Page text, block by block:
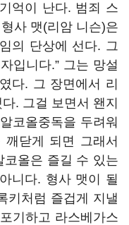
억이 난다. 범죄 스
사 맷(리암 니슨)은
의 단상에 선다. 그
입니다.” 그는 망설
다. 그 장면에서 리
. 그걸 보면서 왠지
코올중독을 두려워
닫게 되면 그래서
올은 즐길 수 있는
니다. 형사 맷이 될
키처럼 즐겁게 지낼
기하고 라스베가스